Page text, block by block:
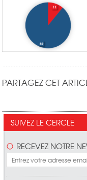
PARTAGEZ CET
SUIVEZ LE CERCLE
RECEVEZ NOTRE